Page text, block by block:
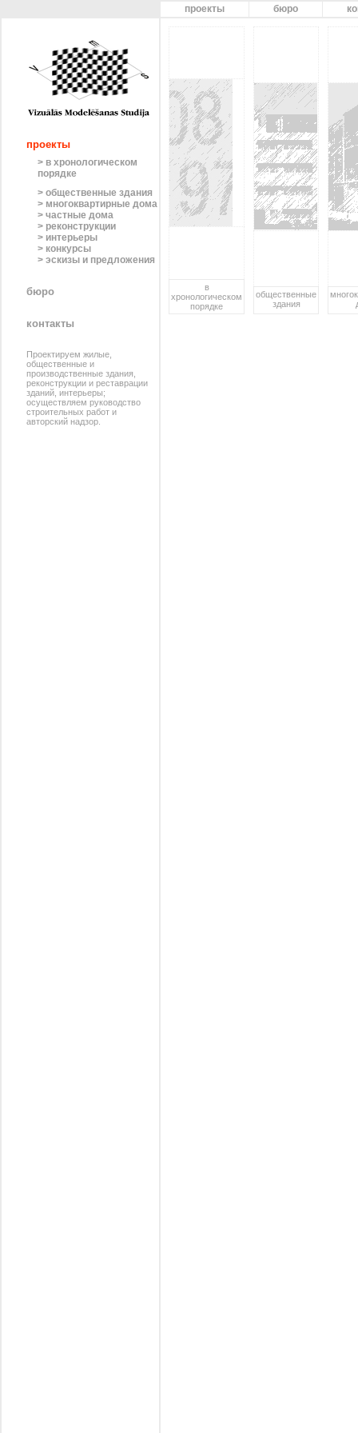
проекты бюро
проекты
> в хронологическом
порядке
> общественные здания
> многоквартирные дома
> частные дома
> реконструкции
> интерьеры
> конкурсы
> эскизы и предложения
бюро
контакты
Проектируем жилые,
общественные и
производственные здания,
реконструкции и реставрации
зданий, интерьеры;
осуществляем руководство
строительных работ и
авторский надзор.
в
хронологическом
порядке
общественные
здания